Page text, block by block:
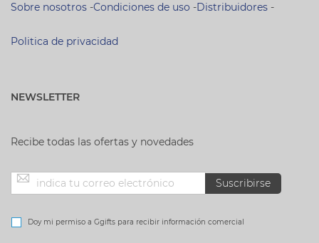
Sobre nosotros -Condiciones de uso -Distribuidores -
Politica de privacidad
NEWSLETTER
Recibe todas las ofertas y novedades
Inscríbase
a
Suscribirse
Doy mi permiso a Ggifts para recibir información comercial